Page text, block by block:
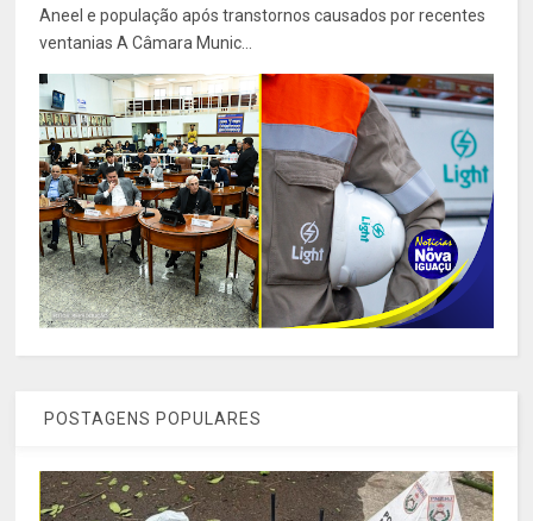
Aneel e população após transtornos causados por recentes
ventanias A Câmara Munic...
POSTAGENS POPULARES